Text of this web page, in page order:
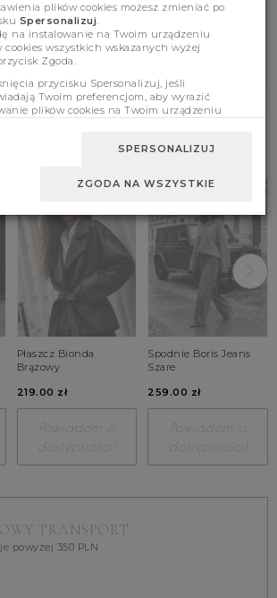
Płaszcz Bionda
Brązowy
219.00 zł
Powiadom o
dostępności!
Spodnie Boris Jeans
Szare
259.00 zł
Powiadom o
dostępności!
TRANSPORT
powyżej 350 PLN
plików cookies możesz zmieniać po
Spersonalizuj.
na instalowanie na Twoim urządzeniu
cookies wszystkich wskazanych wyżej
Zgoda.
przycisku Spersonalizuj, jeśli
Twoim preferencjom, aby wyrazić
plików cookies na Twoim urządzeniu
SPERSONALIZUJ
ZGODA NA WSZYSTKIE